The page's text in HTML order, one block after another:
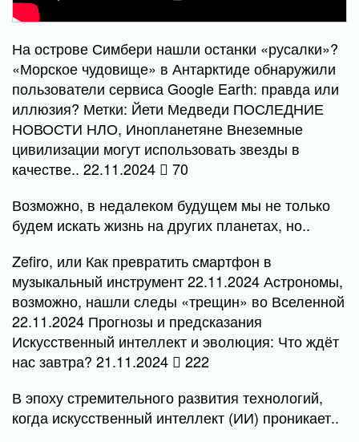
На острове Симбери нашли останки «русалки»?
«Морское чудовище» в Антарктиде обнаружили
пользователи сервиса Google Earth: правда или
иллюзия? Метки: Йети Медведи ПОСЛЕДНИЕ
НОВОСТИ НЛО, Инопланетяне Внеземные
цивилизации могут использовать звезды в
качестве.. 22.11.2024
70
Возможно, в недалеком будущем мы не только
будем искать жизнь на других планетах, но..
Zefiro, или Как превратить смартфон в
музыкальный инструмент 22.11.2024 Астрономы,
возможно, нашли следы «трещин» во Вселенной
22.11.2024 Прогнозы и предсказания
Искусственный интеллект и эволюция: Что ждёт
нас завтра? 21.11.2024
222
В эпоху стремительного развития технологий,
когда искусственный интеллект (ИИ) проникает..